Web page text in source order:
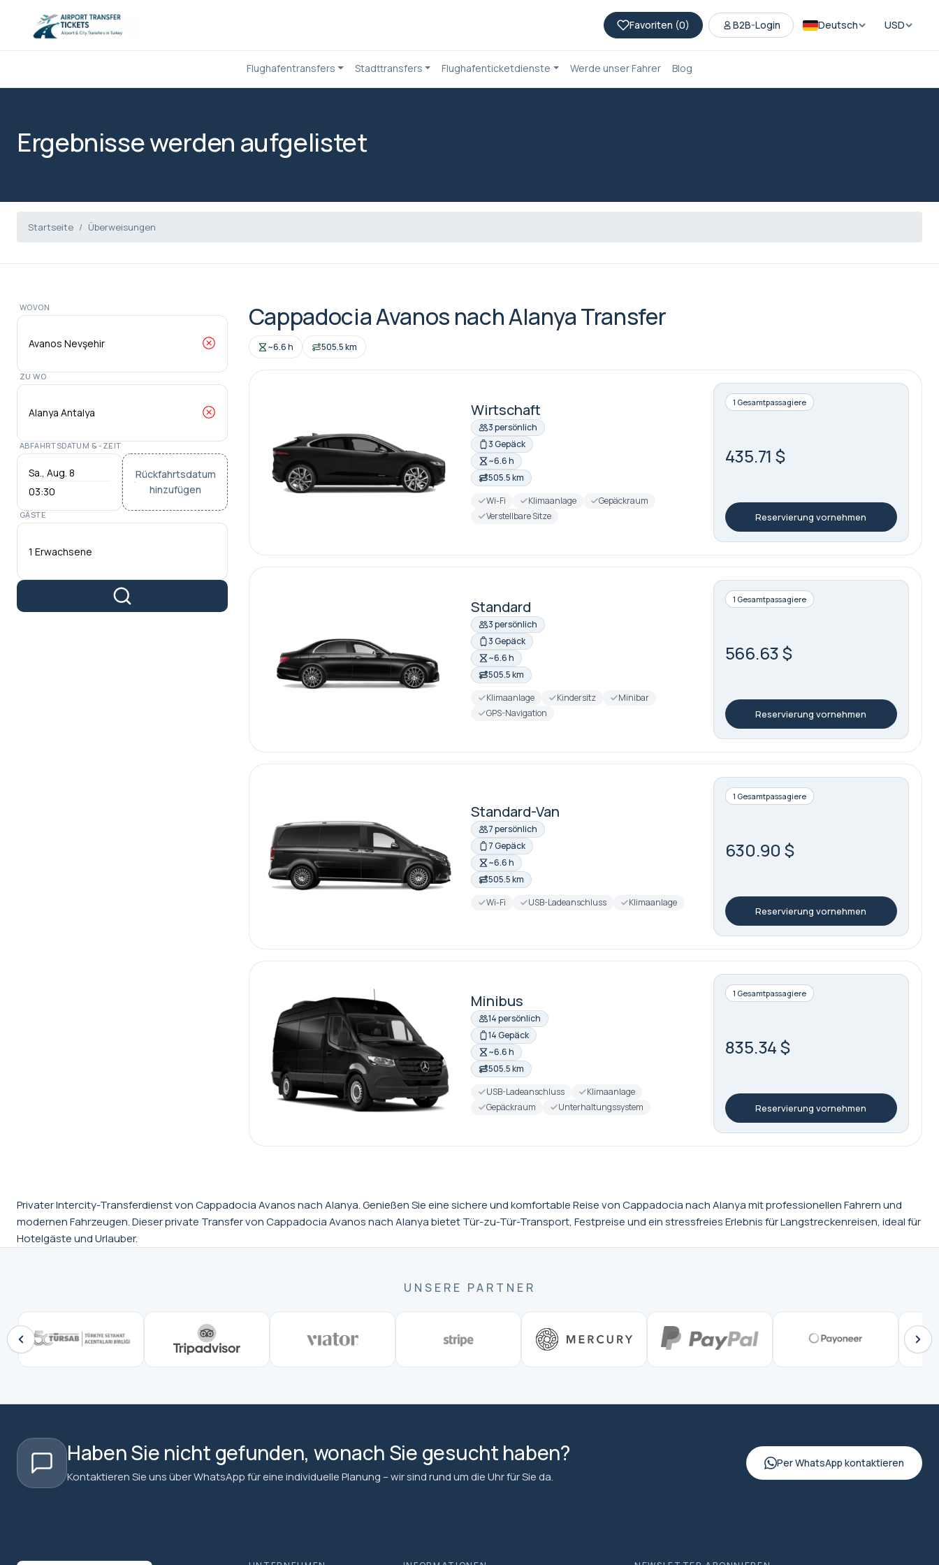
Favoriten (0) B2B-Login Deutsch USD
Flughafentransfers Stadttransfers Flughafenticketdienste Werde unser Fahrer Blog
Ergebnisse werden aufgelistet
Startseite Überweisungen
WOVON
ZU WO
ABFAHRTSDATUM & -ZEIT
03:30
Rückfahrtsdatum
hinzufügen
GÄSTE
1 Erwachsene
Cappadocia Avanos nach Alanya Transfer
~6.6 h 505.5 km
Wirtschaft
3 persönlich
3 Gepäck
~6.6 h
505.5 km
Wi-Fi
Klimaanlage
Gepäckraum
Verstellbare Sitze
1 Gesamtpassagiere
435.71 $
Reservierung vornehmen
Standard
3 persönlich
3 Gepäck
~6.6 h
505.5 km
Klimaanlage
Kindersitz
Minibar
GPS-Navigation
1 Gesamtpassagiere
566.63 $
Reservierung vornehmen
Standard-Van
7 persönlich
7 Gepäck
~6.6 h
505.5 km
Wi-Fi
USB-Ladeanschluss Klimaanlage
1 Gesamtpassagiere
630.90 $
Reservierung vornehmen
Minibus
14 persönlich
14 Gepäck
~6.6 h
505.5 km
USB-Ladeanschluss
Klimaanlage
Gepäckraum
Unterhaltungssystem
1 Gesamtpassagiere
835.34 $
Reservierung vornehmen
Privater Intercity-Transferdienst von Cappadocia Avanos nach Alanya. Genießen Sie eine sichere und komfortable Reise von Cappadocia nach Alanya mit professionellen Fahrern und
modernen Fahrzeugen. Dieser private Transfer von Cappadocia Avanos nach Alanya bietet Tür-zu-Tür-Transport, Festpreise und ein stressfreies Erlebnis für Langstreckenreisen, ideal für
Hotelgäste und Urlauber.
UNSERE PARTNER
Haben Sie nicht gefunden, wonach Sie gesucht haben?
Kontaktieren Sie uns über WhatsApp für eine individuelle Planung – wir sind rund um die Uhr für Sie da.
Per WhatsApp kontaktieren